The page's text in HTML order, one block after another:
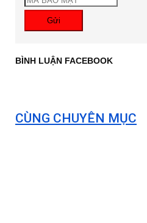
Gửi
BÌNH LUẬN FACEBOOK
CÙNG CHUYÊN MỤC